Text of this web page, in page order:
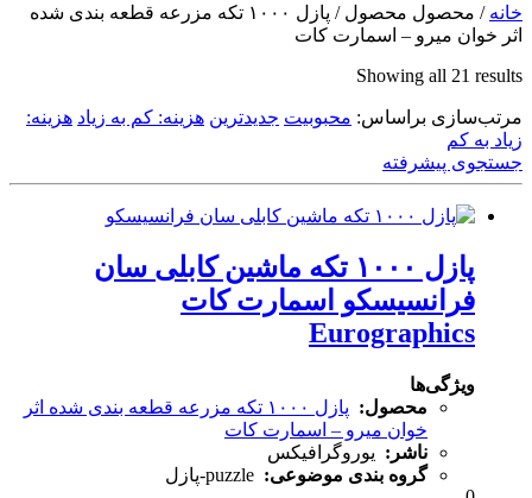
خانه
/ محصول محصول / پازل ۱۰۰۰ تکه مزرعه قطعه بندی شده
اثر خوان میرو – اسمارت کات
Showing all 21 results
latest مرتب‌سازی براساس: محبوبیت جدیدترین هزینه: کم به زیاد هزینه:
زیاد به کم
جستجوی پیشرفته
پازل ۱۰۰۰ تکه ماشین کابلی سان
فرانسیسکو اسمارت کات
Eurographics
ویژگی‌ها
محصول:
پازل ۱۰۰۰ تکه مزرعه قطعه بندی شده اثر
خوان میرو – اسمارت کات
ناشر: یوروگرافیکس
گروه بندی موضوعی: puzzle-پازل